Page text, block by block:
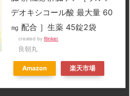
デオキシコール酸 最大量 60
㎎ 配合 ］生薬 45錠2袋
created by Rinker
良朝丸
Amazon 楽天市場